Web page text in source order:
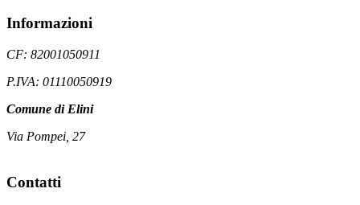
Informazioni
CF: 82001050911
P.IVA: 01110050919
Comune di Elini
Via Pompei, 27
Contatti